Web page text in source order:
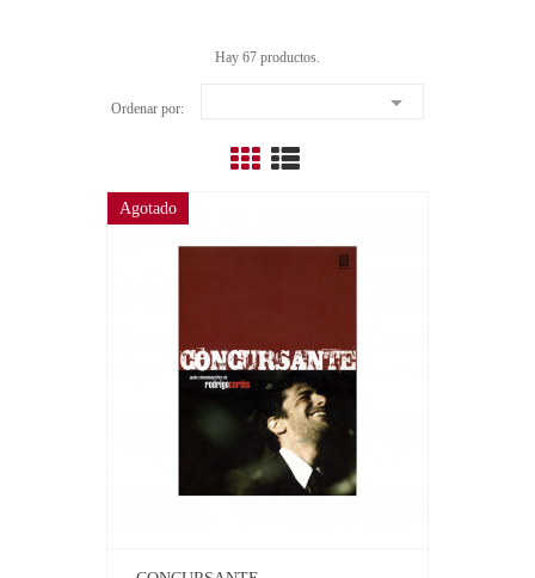
Hay 67 productos.
Ordenar por: 
Agotado